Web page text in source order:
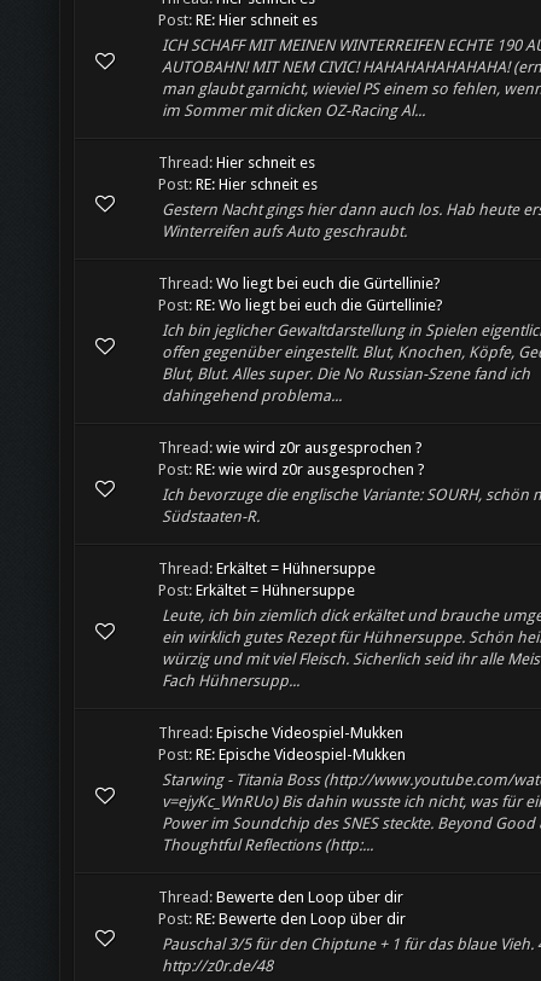
Post: RE: Hier schneit es
ICH SCHAFF MIT MEINEN WINTERREIFEN ECHTE 190
AUTOBAHN! MIT NEM CIVIC! HAHAHAHAHAHAHA!
man glaubt garnicht, wieviel PS einem so fehlen,
im Sommer mit dicken OZ-Racing Al...
Thread: Hier schneit es
Post: RE: Hier schneit es
Gestern Nacht gings hier dann auch los. Hab heute
Winterreifen aufs Auto geschraubt.
Thread: Wo liegt bei euch die Gürtellinie?
Post: RE: Wo liegt bei euch die Gürtellinie?
Ich bin jeglicher Gewaltdarstellung in Spielen
offen gegenüber eingestellt. Blut, Knochen, Köpfe,
Blut, Blut. Alles super. Die No Russian-Szene fand ich
dahingehend problema...
Thread: wie wird z0r ausgesprochen ?
Post: RE: wie wird z0r ausgesprochen ?
Ich bevorzuge die englische Variante: SOURH, schön
Südstaaten-R.
Thread: Erkältet = Hühnersuppe
Post: Erkältet = Hühnersuppe
Leute, ich bin ziemlich dick erkältet und brauche
ein wirklich gutes Rezept für Hühnersuppe. Schön
würzig und mit viel Fleisch. Sicherlich seid ihr alle
Fach Hühnersupp...
Thread: Epische Videospiel-Mukken
Post: RE: Epische Videospiel-Mukken
Starwing - Titania Boss (http://www.youtube.com/
v=ejyKc_WnRUo) Bis dahin wusste ich nicht, was für
Power im Soundchip des SNES steckte. Beyond Good
Thoughtful Reflections (http:...
Thread: Bewerte den Loop über dir
Post: RE: Bewerte den Loop über dir
Pauschal 3/5 für den Chiptune + 1 für das blaue Vieh.
http://z0r.de/48